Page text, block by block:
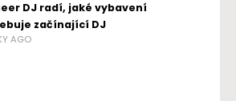
DJ radí, jaké vybavení
začínající DJ
AGO